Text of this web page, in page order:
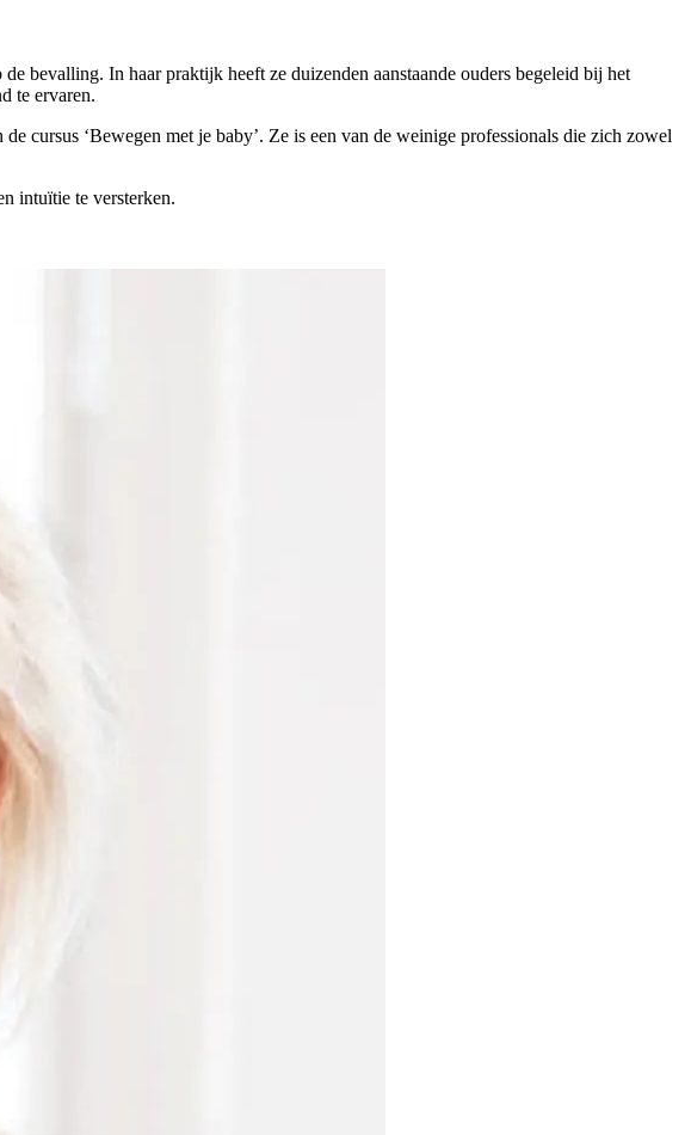
bevalling. In haar praktijk heeft ze duizenden aanstaande ouders begeleid bij het
te ervaren.
cursus ‘Bewegen met je baby’. Ze is een van de weinige professionals die zich zowel
intuïtie te versterken.